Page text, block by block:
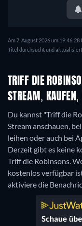
Am 7. August 2026 um
Titel durchsucht und aktualisiert.
TRIFF DIE
STREAM, KAUFEN,
Du kannst "Triff die
Stream anschauen,
leihen oder auch bei
Derzeit gibt es keine
Triff die Robinsons.
kostenlos verfügbar
aktiviere die